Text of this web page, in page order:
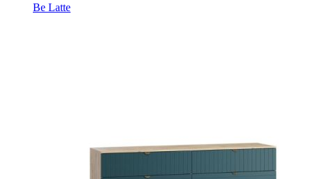
Be Latte